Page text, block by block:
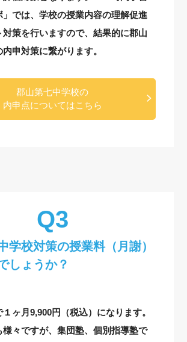
」では、学校の授業内容の理解促進
対策を行いますので、結果的に郡山
申対策に繋がります。
郡山第七中学校の
内申点についてはこちら
学校対策の授業料（月謝）
しょうか？
１ヶ月9,900円（税込）になります。
様々ですが、集団塾、個別指導塾で